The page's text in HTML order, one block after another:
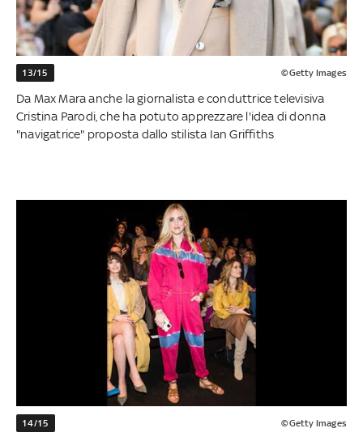
13/15 ©Getty Images
Da Max Mara anche la giornalista e conduttrice televisiva
Cristina Parodi, che ha potuto apprezzare l'idea di donna
"navigatrice" proposta dallo stilista Ian Griffiths
14/15 ©Getty Images